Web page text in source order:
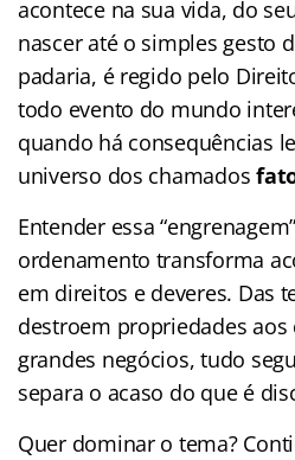
acontece na sua vida, do
nascer até o simples gesto
padaria, é regido pelo
todo evento do mundo
quando há consequências
universo dos chamados
Entender essa
ordenamento transforma
em direitos e deveres. Das
destroem propriedades
grandes negócios, tudo
separa o acaso do que é
Quer dominar o tema?